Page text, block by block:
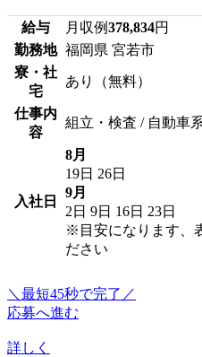
給与 月収例378,834円
勤務地 福岡県 宮若市
寮・社
宅
あり（無料）
仕事内
容
組立・検査 / 自動車
入社日
8月
19日 26日
9月
2日 9日 16日 23日
※目安になります、
ださい
＼最短45秒で完了／
応募へ進む
詳しく